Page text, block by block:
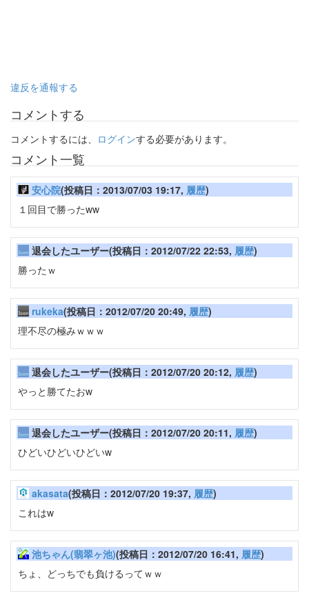
違反を通報する
コメントする
コメントするには、 ログインする必要があります。
コメント一覧
安心院(投稿日：2013/07/03 19:17, 履歴)
１回目で勝ったww
退会したユーザー(投稿日：2012/07/22 22:53, 履歴)
勝ったｗ
rukeka(投稿日：2012/07/20 20:49, 履歴)
理不尽の極みｗｗｗ
退会したユーザー(投稿日：2012/07/20 20:12, 履歴)
やっと勝てたおw
退会したユーザー(投稿日：2012/07/20 20:11, 履歴)
ひどいひどいひどいw
akasata(投稿日：2012/07/20 19:37, 履歴)
これはw
池ちゃん(翡翠ヶ池)(投稿日：2012/07/20 16:41, 履歴)
ちょ、どっちでも負けるってｗｗ